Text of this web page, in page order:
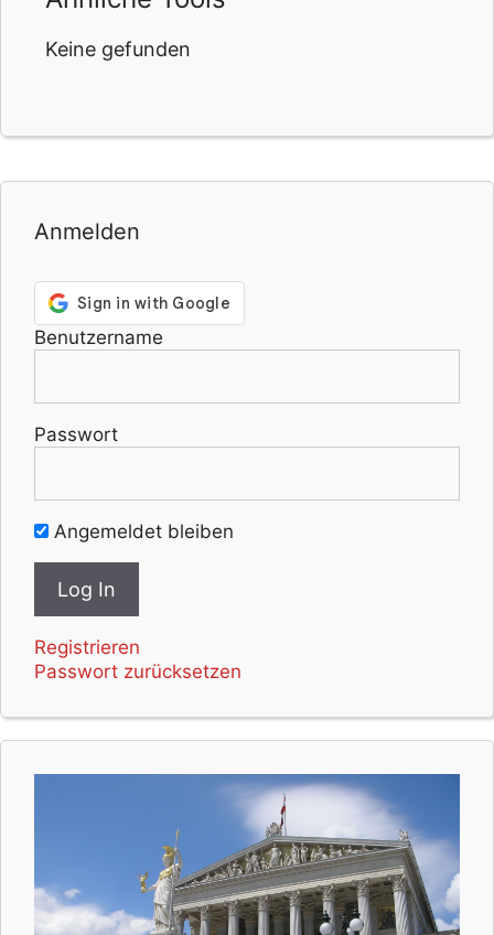
Keine gefunden
Anmelden
Benutzername
Passwort
Angemeldet bleiben
Registrieren
Passwort zurücksetzen